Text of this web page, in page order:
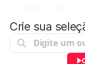
Crie sua